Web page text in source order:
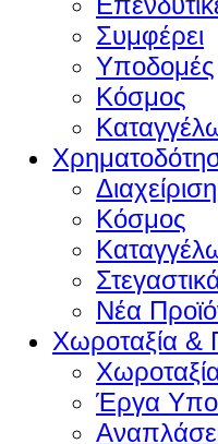
Συμφέρει
Υποδομές
Κόσμος
Κόσμος
Νέα
Χωροταξία &
Έργα